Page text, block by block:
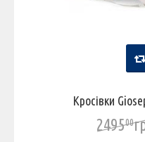
Кросівки
249500